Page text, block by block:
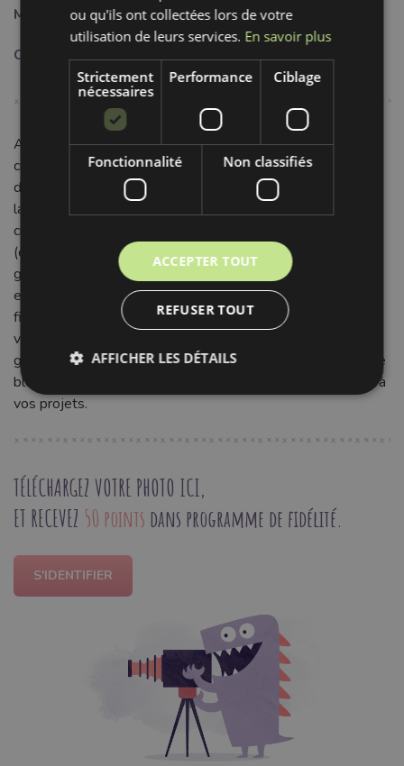
Motif: Uni
Couleur: bleu
Apportez une finition impeccable et confortable à vos
créations avec notre biais élastique mat de 20 mm, dans un
doux coloris bleu pâle. Idéalement dimensionné à 2 cm de
largeur, ce ruban uni est un incontournable pour la mercerie
créative. Sa composition de 95% polyamide et 5% Lycra
(élasthanne) lui assure une élasticité remarquable, une
grande souplesse et une excellente durabilité. Son toucher
est doux et son aspect mat élégant est parfait pour des
finitions discrètes. Idéal pour les bordures de sous-
vêtements, layette, vêtements de sport ou pyjamas, il
garantit un confort optimal et une liberté de mouvement. Le
bleu pâle ajoute une touche de fraîcheur et de délicatesse à
vos projets.
TÉLÉCHARGEZ VOTRE PHOTO ICI,
ET RECEVEZ 50 points dans programme de fidélité.
S'IDENTIFIER
ou qu'ils ont collectées lors de votre
utilisation de leurs services. En savoir plus
Strictement
nécessaires
Performance Ciblage
Fonctionnalité Non classifiés
ACCEPTER TOUT
REFUSER TOUT
AFFICHER LES DÉTAILS